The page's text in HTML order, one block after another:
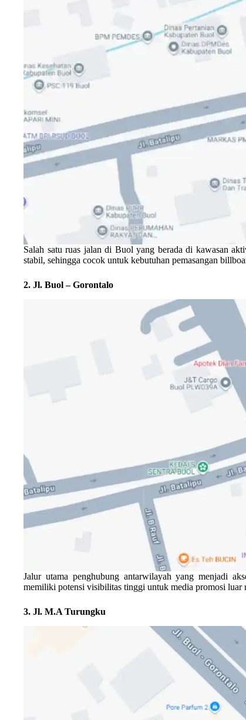
Salah satu ruas jalan di Buol yang berada di kawasan
stabil, sehingga cocok untuk kebutuhan pemasangan
2. Jl. Buol – Gorontalo
Jalur utama penghubung antarwilayah yang menjadi
memiliki potensi visibilitas tinggi untuk media promosi luar
3. Jl. M.A Turungku